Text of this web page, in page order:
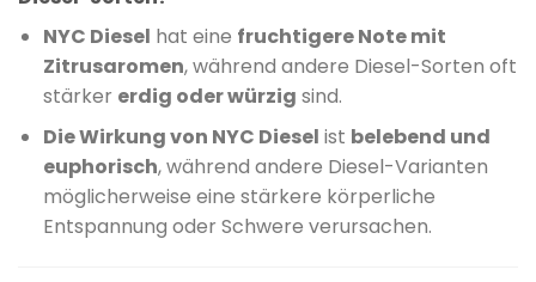
NYC Diesel hat eine fruchtigere Note mit
Zitrusaromen, während andere Diesel-Sorten oft
stärker erdig oder würzig sind.
Die Wirkung von NYC Diesel ist belebend und
euphorisch, während andere Diesel-Varianten
möglicherweise eine stärkere körperliche
Entspannung oder Schwere verursachen.